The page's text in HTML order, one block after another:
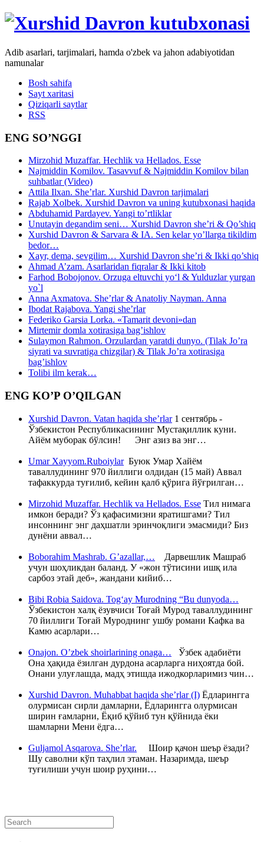
Adib asarlari, tarjimalari, hamda o'zbek va jahon adabiyotidan
namunalar
Bosh sahifa
Sayt xaritasi
Qiziqarli saytlar
RSS
ENG SO’NGGI
Mirzohid Muzaffar. Hechlik va Hellados. Esse
Najmiddin Komilov. Tasavvuf & Najmiddin Komilov bilan
suhbatlar (Video)
Attila Ilxan. She’rlar. Xurshid Davron tarjimalari
Rajab Xolbek. Xurshid Davron va uning kutubxonasi haqida
Abduhamid Pardayev. Yangi to’rtliklar
Unutayin degandim seni… Xurshid Davron she’ri & Qo’shiq
Xurshid Davron & Sarvara & IA. Sen kelar yo’llarga tikildim
bedor…
Xayr, dema, sevgilim… Xurshid Davron she’ri & Ikki qo’shiq
Ahmad A’zam. Asarlaridan fiqralar & Ikki kitob
Farhod Bobojonov. Orzuga eltuvchi yo‘l & Yulduzlar yurgan
yo`l
Anna Axmatova. She’rlar & Anatoliy Nayman. Anna
Ibodat Rajabova. Yangi she’rlar
Federiko Garsia Lorka. «Tamarit devoni»dan
Mirtemir domla xotirasiga bag’ishlov
Sulaymon Rahmon. Orzulardan yaratdi dunyo. (Tilak Jo’ra
siyrati va suvratiga chizgilar) & Tilak Jo’ra xotirasiga
bag’ishlov
Tolibi ilm kerak…
ENG KO’P O’QILGAN
Xurshid Davron. Vatan haqida she’rlar1 сентябрь -
Ўзбекистон Республикасининг Мустақиллик куни.
Айём муборак бўлсин! Энг азиз ва энг…
Umar Xayyom.RuboiylarБуюк Умар Хайём
таваллудининг 970 йиллиги олдидан (15 май) Аввал
тафаккурда туғилиб, кейин қалб қўрига йўғрилган…
Mirzohid Muzaffar. Hechlik va Hellados. Esse Тил нимага
имкон беради? Ўз қафасимизни яратишгами? Тил
инсоннинг энг даҳшатли эринчоқлиги эмасмиди? Биз
дунёни аввал…
Boborahim Mashrab. G’azallar,… Дарвешлик Машраб
учун шоҳликдан баланд. У «жон тўтисини ишқ ила
сарбоз этай деб», жандани кийиб…
Bibi Robia Saidova. Tog‘ay Murodning “Bu dunyoda…
Ўзбекистон халқ ёзувчиси Тоғай Мурод таваллудининг
70 йиллиги Тоғай Муроднинг ушбу романи Кафка ва
Камю асарлари…
Onajon. O’zbek shoirlarining onaga… Ўзбек адабиёти
Она ҳақида ёзилган дурдона асарларга ниҳоятда бой.
Онани улуғлашда, мадҳ этишда ижодкорларимиз чин…
Xurshid Davron. Muhabbat haqida she’rlar (I) Ёдларингга
олурмисан сирли дамларни, Ёдларингга олурмисан
ширин ғамларни, Ёқиб қўйиб тун қўйнида ёки
шамларни Мени ёдга…
Guljamol Asqarova. She’rlar. Шоир қачон шеър ёзади?
Шу саволни кўп таҳлил этаман. Назаримда, шеър
туғилиши учун шоир руҳини…